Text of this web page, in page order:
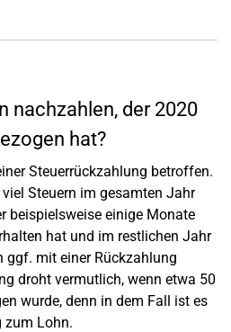
nachzahlen, der 2020
hat?
Steuerrückzahlung betroffen.
Steuern im gesamten Jahr
beispielsweise einige Monate
hat und im restlichen Jahr
mit einer Rückzahlung
droht vermutlich, wenn etwa 50
wurde, denn in dem Fall ist es
zum Lohn.